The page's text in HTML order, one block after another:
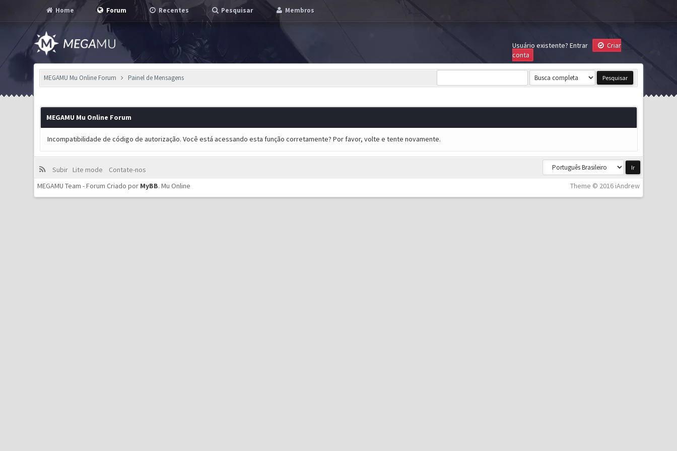
Home Forum Recentes Pesquisar Membros
Usuário existente? Entrar
Criar
conta
MEGAMU Mu Online Forum Painel de Mensagens
MEGAMU Mu Online Forum
Incompatibilidade de código de autorização. Você está acessando esta função corretamente? Por favor, volte e tente novamente.
Subir Lite mode
Contate-nos
Theme © 2016 iAndrew
MEGAMU Team - Forum Criado por MyBB.Mu Online